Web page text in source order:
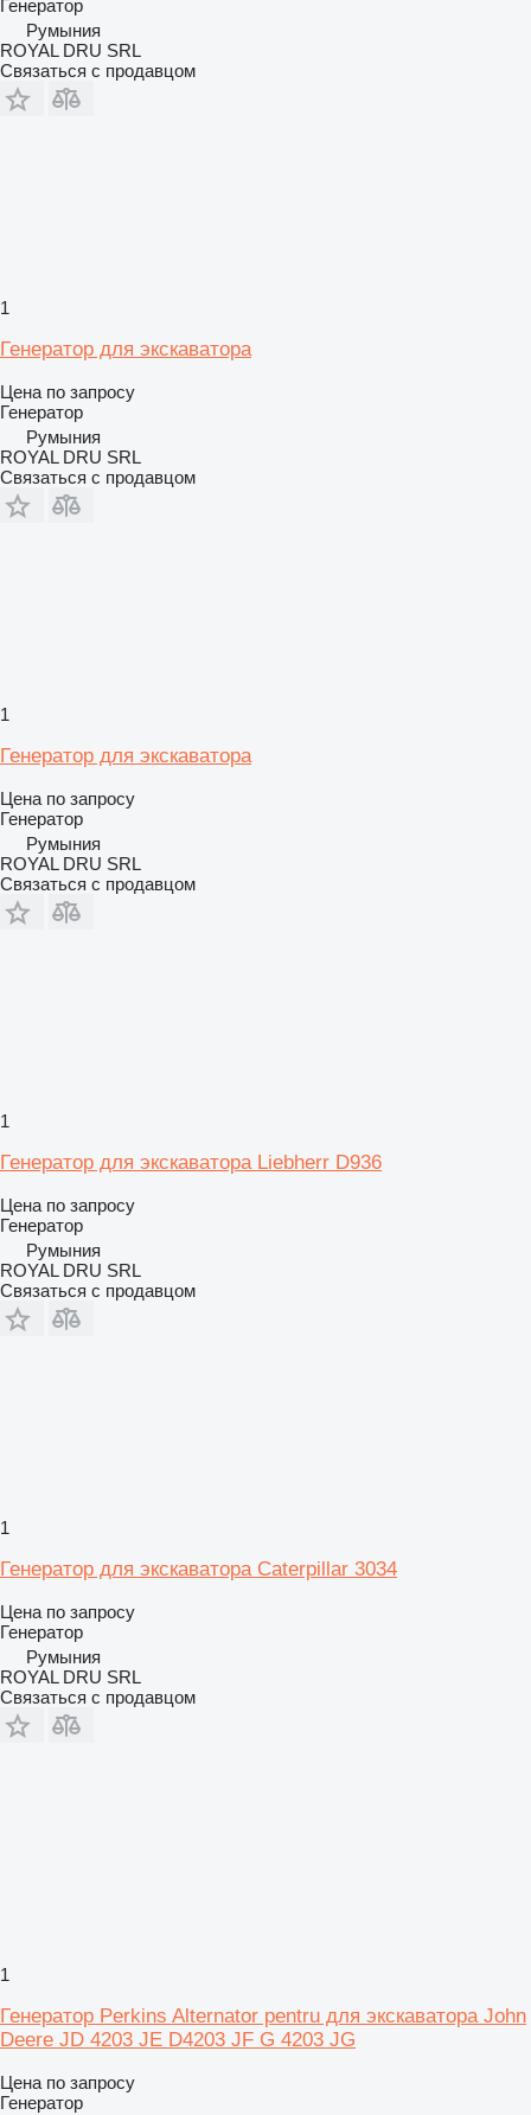
Генератор
Румыния
ROYAL DRU SRL
Связаться с продавцом
1
Генератор для экскаватора
Цена по запросу
Генератор
Румыния
ROYAL DRU SRL
Связаться с продавцом
1
Генератор для экскаватора
Цена по запросу
Генератор
Румыния
ROYAL DRU SRL
Связаться с продавцом
1
Генератор для экскаватора Liebherr D936
Цена по запросу
Генератор
Румыния
ROYAL DRU SRL
Связаться с продавцом
1
Генератор для экскаватора Caterpillar 3034
Цена по запросу
Генератор
Румыния
ROYAL DRU SRL
Связаться с продавцом
1
Генератор Perkins Alternator pentru для экскаватора John
Deere JD 4203 JE D4203 JF G 4203 JG
Цена по запросу
Генератор